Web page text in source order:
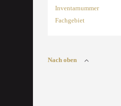
Inventarnummer
Fachgebiet
Nach oben